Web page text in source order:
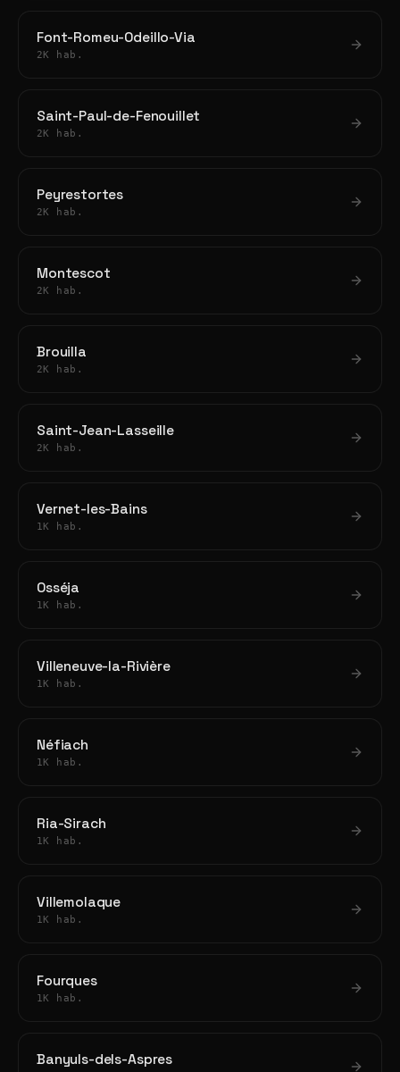
Font-Romeu-Odeillo-Via
2K hab.
Saint-Paul-de-Fenouillet
2K hab.
Peyrestortes
2K hab.
Montescot
2K hab.
Brouilla
2K hab.
Saint-Jean-Lasseille
2K hab.
Vernet-les-Bains
1K hab.
Osséja
1K hab.
Villeneuve-la-Rivière
1K hab.
Néfiach
1K hab.
Ria-Sirach
1K hab.
Villemolaque
1K hab.
Fourques
1K hab.
Banyuls-dels-Aspres